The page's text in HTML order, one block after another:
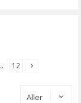
12
Aller